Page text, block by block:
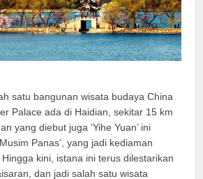
satu bangunan wisata budaya China
Palace ada di Haidian, sekitar 15 km
yang diebut juga ‘Yihe Yuan’ ini
Panas’, yang jadi kediaman
kini, istana ini terus dilestarikan
dan jadi salah satu wisata